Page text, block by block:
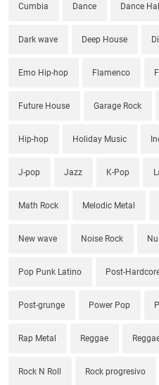
Cumbia Dance Dance
Dark wave Deep House
Emo Hip-hop Flamenco
Future House Garage Rock
Hip-hop Holiday Music
J-pop Jazz K-Pop
Math Rock Melodic Metal
New wave Noise Rock
Pop Punk Latino Post-
Post-grunge Power Pop
Rap Metal Reggae
Rock N Roll Rock progresivo